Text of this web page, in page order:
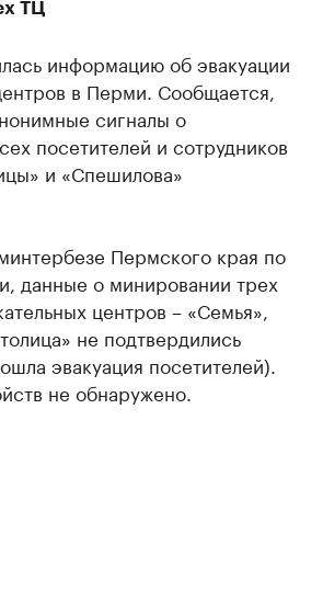
ТЦ
информацию об эвакуации
в Перми. Сообщается,
сигналы о
посетителей и сотрудников
и «Спешилова»
Пермского края по
данные о минировании трех
центров – «Семья»,
не подтвердились
эвакуация посетителей).
не обнаружено.